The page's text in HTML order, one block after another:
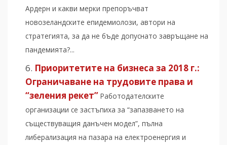
Ардерн и какви мерки препоръчват
новозеландските епидемиолози, автори на
стратегията, за да не бъде допуснато завръщане на
пандемията?...
Приоритетите на бизнеса за 2018 г.:
Ограничаване на трудовите права и
“зеления рекет” Работодателските
организации се застъпиха за “запазването на
съществуващия данъчен модел”, пълна
либерализация на пазара на електроенергия и